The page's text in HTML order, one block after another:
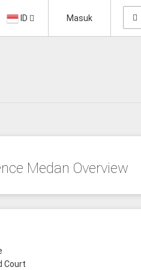
ID Masuk
Medan Overview
Court